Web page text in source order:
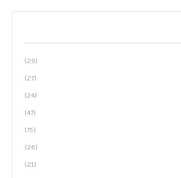
(29)
(27)
(24)
(47)
(75)
(26)
(21)